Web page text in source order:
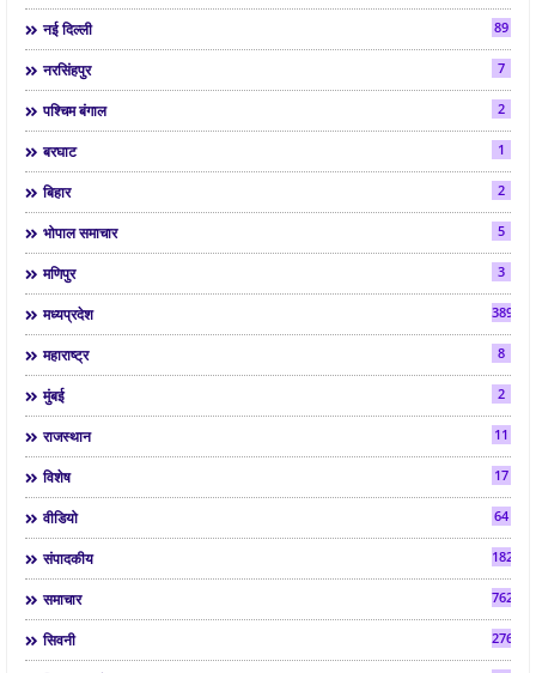
नई दिल्ली 89
नरसिंहपुर 7
पश्चिम बंगाल 2
बरघाट 1
बिहार 2
भोपाल समाचार 5
मणिपुर 3
मध्यप्रदेश 3892
महाराष्ट्र 8
मुंबई 2
राजस्थान 11
विशेष 17
वीडियो 64
संपादकीय 182
समाचार 7624
सिवनी 2763